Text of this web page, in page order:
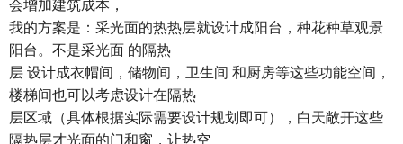
会增加建筑成本，
我的方案是：采光面的热热层就设计成阳台，种花种草观景
阳台。不是采光面 的隔热
层 设计成衣帽间，储物间，卫生间 和厨房等这些功能空间，
楼梯间也可以考虑设计在隔热
层区域（具体根据实际需要设计规划即可），白天敞开这些
隔热层才光面的门和窗，让热空